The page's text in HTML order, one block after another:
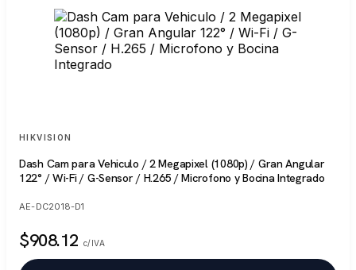
HIKVISION
Dash Cam para Vehiculo / 2 Megapixel (1080p) / Gran Angular
122° / Wi-Fi / G-Sensor / H.265 / Microfono y Bocina Integrado
AE-DC2018-D1
$908.12 c/IVA